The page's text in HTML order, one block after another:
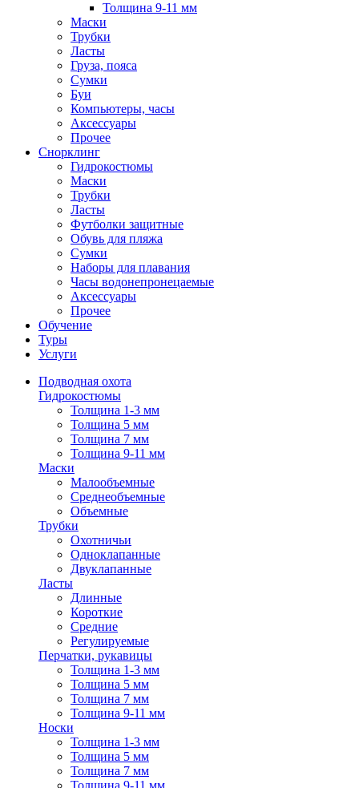
Толщина 9-11 мм
Маски
Трубки
Ласты
Груза, пояса
Сумки
Буи
Компьютеры, часы
Аксессуары
Прочее
Снорклинг
Гидрокостюмы
Маски
Трубки
Ласты
Футболки защитные
Обувь для пляжа
Сумки
Наборы для плавания
Часы водонепронецаемые
Аксессуары
Прочее
Обучение
Туры
Услуги
Подводная охота
Гидрокостюмы
Толщина 1-3 мм
Толщина 5 мм
Толщина 7 мм
Толщина 9-11 мм
Маски
Малообъемные
Среднеобъемные
Объемные
Трубки
Охотничьи
Одноклапанные
Двуклапанные
Ласты
Длинные
Короткие
Средние
Регулируемые
Перчатки, рукавицы
Толщина 1-3 мм
Толщина 5 мм
Толщина 7 мм
Толщина 9-11 мм
Носки
Толщина 1-3 мм
Толщина 5 мм
Толщина 7 мм
Толщина 9-11 мм